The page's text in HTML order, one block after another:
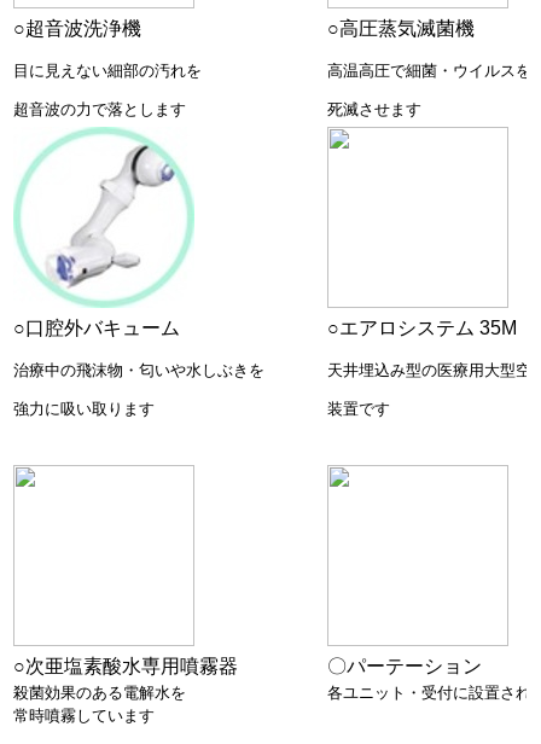
○超音波洗浄機
目に見えない細部の汚れを
超音波の力で落とします
○高圧蒸気滅菌機
高温高圧で細菌・ウイルスを
死滅させます
○口腔外バキューム
治療中の飛沫物・匂いや水しぶきを
強力に吸い取ります
○エアロシステム 35M
天井埋込み型の医療用大型空
装置です
○次亜塩素酸水専用噴霧器
殺菌効果のある電解水を
常時噴霧しています
〇パーテーション
各ユニット・受付に設置され